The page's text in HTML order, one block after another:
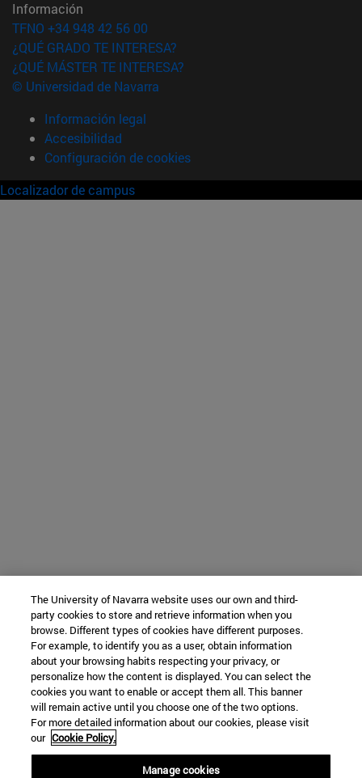
Información
TFNO +34 948 42 56 00
¿QUÉ GRADO TE INTERESA?
¿QUÉ MÁSTER TE INTERESA?
© Universidad de Navarra
Información legal
Accesibilidad
Configuración de cookies
Localizador de campus
The University of Navarra website uses our own and third-
party cookies to store and retrieve information when you
browse. Different types of cookies have different purposes.
For example, to identify you as a user, obtain information
about your browsing habits respecting your privacy, or
personalize how the content is displayed. You can select the
cookies you want to enable or accept them all. This banner
will remain active until you choose one of the two options.
For more detailed information about our cookies, please visit
our Cookie Policy.
Manage cookies